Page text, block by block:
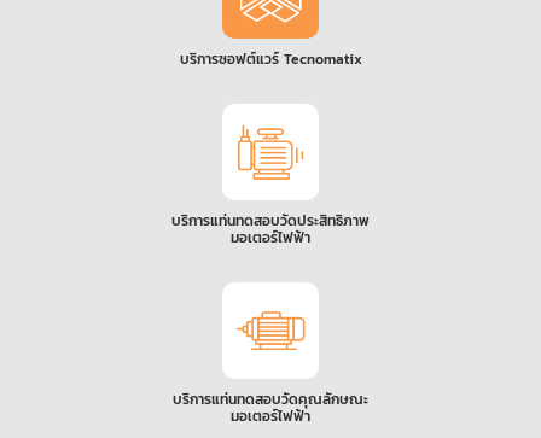
บริการซอฟต์แวร์ Tecnomatix
บริการแท่นทดสอบวัดประสิทธิภาพ
มอเตอร์ไฟฟ้า
บริการแท่นทดสอบวัดคุณลักษณะ
มอเตอร์ไฟฟ้า